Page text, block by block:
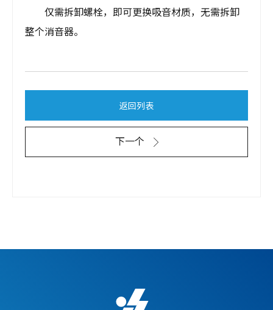
仅需拆卸螺栓，即可更换吸音材质，无需拆卸
整个消音器。
返回列表
下一个